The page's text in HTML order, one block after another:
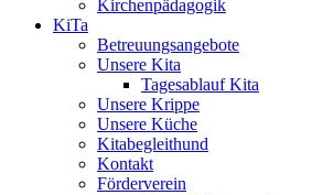
Kirchenpädagogik
KiTa
Betreuungsangebote
Unsere Kita
Tagesablauf Kita
Unsere Krippe
Unsere Küche
Kitabegleithund
Kontakt
Förderverein